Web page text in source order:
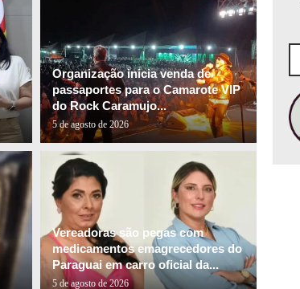
Organização inicia venda de
passaportes para o Camarote VIP
do Rock Caramujo...
5 de agosto de 2026
Vereadoras são pegas com
medicamentos emagrecedores do
Paraguai em carro oficial da...
5 de agosto de 2026